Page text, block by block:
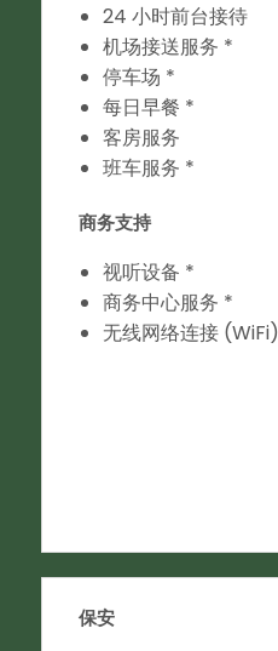
24 小时前台接待
机场接送服务 *
停车场 *
每日早餐 *
客房服务
班车服务 *
商务支持
视听设备 *
商务中心服务 *
无线网络连接 (WiFi)
保安